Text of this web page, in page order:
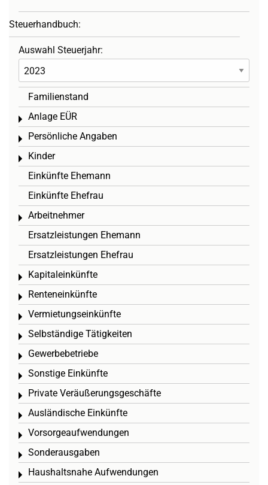
Steuerhandbuch:
Auswahl Steuerjahr:
Familienstand
Anlage EÜR
Toggle menu
Persönliche Angaben
Toggle menu
Kinder
Toggle menu
Einkünfte Ehemann
Einkünfte Ehefrau
Arbeitnehmer
Toggle menu
Ersatzleistungen Ehemann
Ersatzleistungen Ehefrau
Kapitaleinkünfte
Toggle menu
Renteneinkünfte
Toggle menu
Vermietungseinkünfte
Toggle menu
Selbständige Tätigkeiten
Toggle menu
Gewerbebetriebe
Toggle menu
Sonstige Einkünfte
Toggle menu
Private Veräußerungsgeschäfte
Toggle menu
Ausländische Einkünfte
Toggle menu
Vorsorgeaufwendungen
Toggle menu
Sonderausgaben
Toggle menu
Haushaltsnahe Aufwendungen
Toggle menu